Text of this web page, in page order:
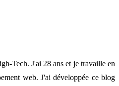
Tech. J'ai 28 ans et je travaille en
web. J'ai développée ce blog